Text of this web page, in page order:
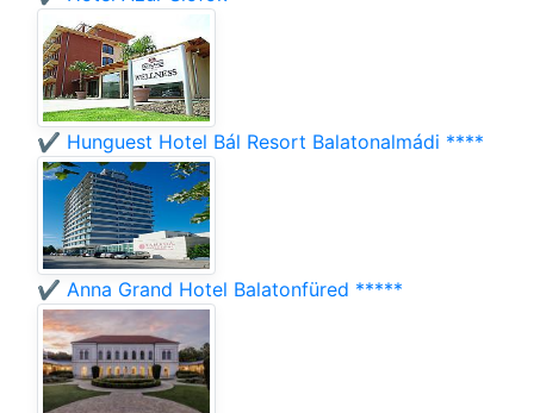
✔️ Hunguest Hotel Bál Resort Balatonalmádi ****
✔️ Anna Grand Hotel Balatonfüred *****